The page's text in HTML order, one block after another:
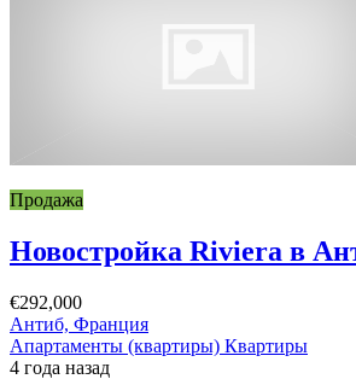
Продажа
Новостройка Riviera в
€292,000
Антиб, Франция
Апартаменты (квартиры) Квартиры
4 года назад